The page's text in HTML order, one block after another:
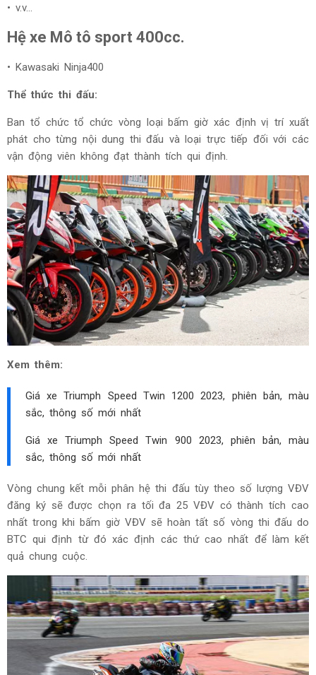
• v.v...
Hệ xe Mô tô sport 400cc.
• Kawasaki Ninja400
Thể thức thi đấu:
Ban tổ chức tổ chức vòng loại bấm giờ xác định vị trí xuất
phát cho từng nội dung thi đấu và loại trực tiếp đối với các
vận động viên không đạt thành tích qui định.
Xem thêm:
Giá xe Triumph Speed Twin 1200 2023, phiên bản, màu
sắc, thông số mới nhất
Giá xe Triumph Speed Twin 900 2023, phiên bản, màu
sắc, thông số mới nhất
Vòng chung kết mỗi phân hệ thi đấu tùy theo số lượng VĐV
đăng ký sẽ được chọn ra tối đa 25 VĐV có thành tích cao
nhất trong khi bấm giờ VĐV sẽ hoàn tất số vòng thi đấu do
BTC qui định từ đó xác định các thứ cao nhất để làm kết
quả chung cuộc.